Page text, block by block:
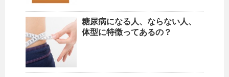
糖尿病になる人、ならない人、
体型に特徴ってあるの？